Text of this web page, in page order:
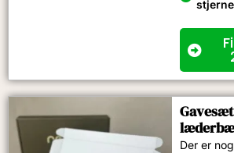
Der er